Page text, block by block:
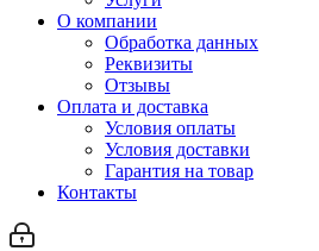
О компании
Обработка данных
Реквизиты
Отзывы
Оплата и доставка
Условия оплаты
Условия доставки
Гарантия на товар
Контакты